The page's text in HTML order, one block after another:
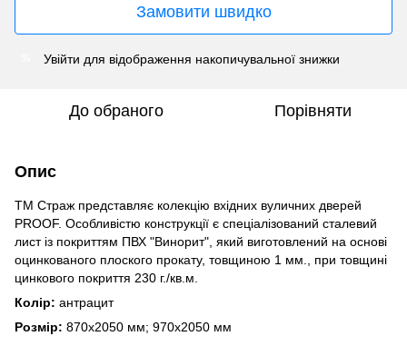
Замовити швидко
Увійти для відображення накопичувальної знижки
До обраного Порівняти
Опис
ТМ Страж представляє колекцію вхідних вуличних дверей
PROOF. Особливістю конструкції є спеціалізований сталевий
лист із покриттям ПВХ "Винорит", який виготовлений на основі
оцинкованого плоского прокату, товщиною 1 мм., при товщині
цинкового покриття 230 г./кв.м.
Колір: антрацит
Розмір: 870х2050 мм; 970х2050 мм